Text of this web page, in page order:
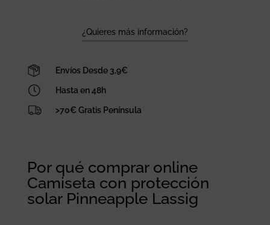
¿Quieres más información?
Envíos Desde 3,9€
Hasta en 48h
>70€ Gratis Península
Por qué comprar online
Camiseta con protección
solar Pinneapple Lassig